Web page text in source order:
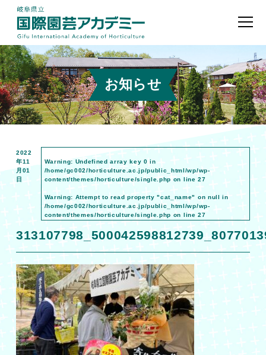
お知らせ
2022
年11
月01
日
Warning: Undefined array key 0 in
/home/gc002/horticulture.ac.jp/public_html/wp/wp-
content/themes/horticulture/single.php on line27
Warning: Attempt to read property "cat_name" on null in
/home/gc002/horticulture.ac.jp/public_html/wp/wp-
content/themes/horticulture/single.php on line27